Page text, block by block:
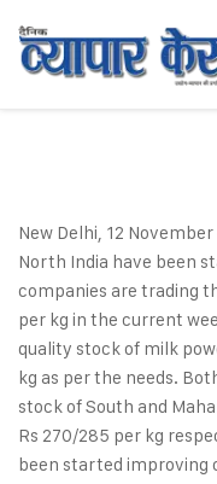
New Delhi, 12
North India have been
companies are trading
per kg in the current
quality stock of milk
kg as per the needs.
stock of South and
Rs 270/285 per kg
been started improving